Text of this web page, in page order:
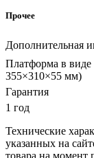
Прочее
Дополнительная
Платформа в
355×310×55 мм)
Гарантия
1 год
Технические
указанных на